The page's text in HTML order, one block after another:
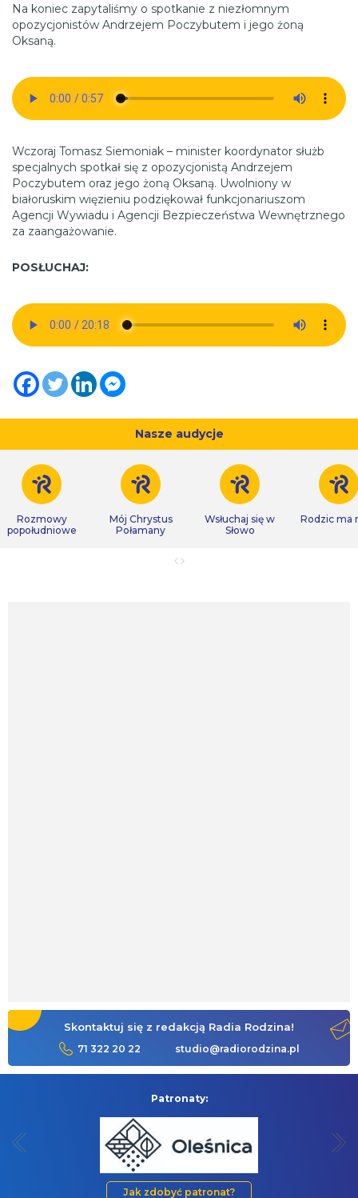
Na koniec zapytaliśmy o spotkanie z niezłomnym
opozycjonistów Andrzejem Poczybutem i jego żoną
Oksaną.
Wczoraj Tomasz Siemoniak – minister koordynator służb
specjalnych spotkał się z opozycjonistą Andrzejem
Poczybutem oraz jego żoną Oksaną. Uwolniony w
białoruskim więzieniu podziękował funkcjonariuszom
Agencji Wywiadu i Agencji Bezpieczeństwa Wewnętrznego
za zaangażowanie.
POSŁUCHAJ:
Nasze audycje
Rozmowy
popołudniowe
Mój Chrystus
Połamany
Wsłuchaj się w
Słowo
Rodzic ma
Skontaktuj się z redakcją Radia Rodzina!
71 322 20 22 studio@radiorodzina.pl
Patronaty:
Jak zdobyć patronat?